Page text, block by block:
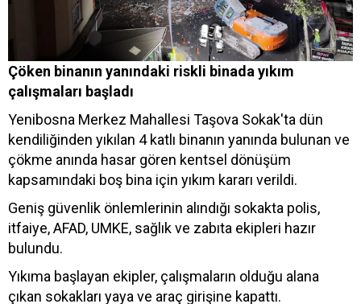
Çöken binanın yanındaki riskli binada yıkım
çalışmaları başladı
Yenibosna Merkez Mahallesi Taşova Sokak'ta dün
kendiliğinden yıkılan 4 katlı binanın yanında bulunan ve
çökme anında hasar gören kentsel dönüşüm
kapsamındaki boş bina için yıkım kararı verildi.
Geniş güvenlik önlemlerinin alındığı sokakta polis,
itfaiye, AFAD, UMKE, sağlık ve zabıta ekipleri hazır
bulundu.
Yıkıma başlayan ekipler, çalışmaların olduğu alana
çıkan sokakları yaya ve araç girişine kapattı.